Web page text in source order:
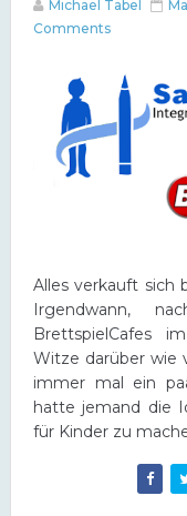
Michael Tabel
Comments
Alles verkauft sich
Irgendwann,
BrettspielCafes
Witze darüber wie
immer mal ein
hatte jemand die
für Kinder zu